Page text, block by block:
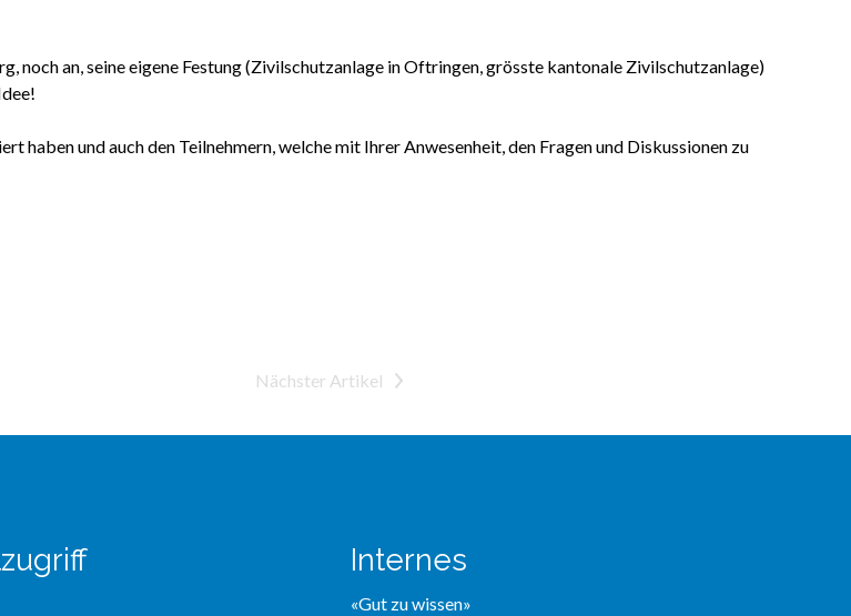
noch an, seine eigene Festung (Zivilschutzanlage in Oftringen, grösste kantonale Zivilschutzanlage)
haben und auch den Teilnehmern, welche mit Ihrer Anwesenheit, den Fragen und Diskussionen zu
>
Internes
«Gut zu wissen»